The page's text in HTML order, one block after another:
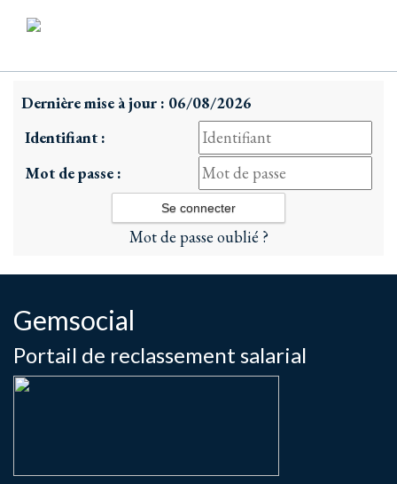
Dernière mise à jour : 06/08/2026
Identifiant :
Mot de passe :
Mot de passe oublié ?
Gemsocial
Portail de reclassement salarial